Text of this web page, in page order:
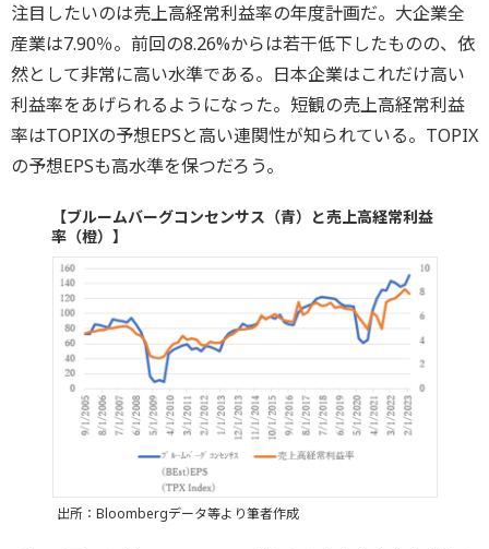
注目したいのは売上高経常利益率の年度計画だ。大企業全
産業は7.90％。前回の8.26%からは若干低下したものの、依
然として非常に高い水準である。日本企業はこれだけ高い
利益率をあげられるようになった。短観の売上高経常利益
率はTOPIXの予想EPSと高い連関性が知られている。TOPIX
の予想EPSも高水準を保つだろう。
【ブルームバーグコンセンサス（青）と売上高経常利益
率（橙）】
出所：Bloombergデータ等より筆者作成